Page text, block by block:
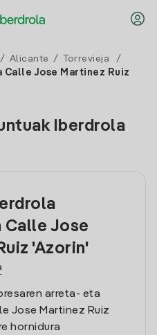
/ Alicante / Torrevieja
/
Jose Martinez Ruiz
Iberdrola
Calle Jose
'Azorin'
arreta- eta
Jose Martinez Ruiz
hornidura